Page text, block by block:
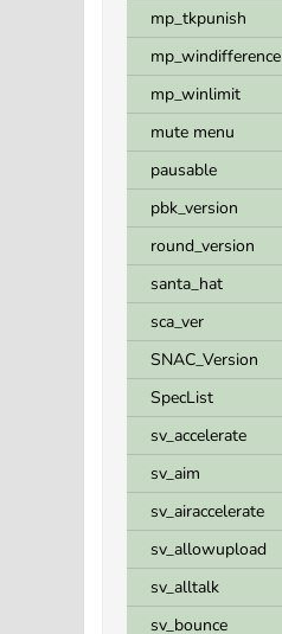
mp_tkpunish
mp_windifference
mp_winlimit
mute menu
pausable
pbk_version
round_version
santa_hat
sca_ver
SNAC_Version
SpecList
sv_accelerate
sv_aim
sv_airaccelerate
sv_allowupload
sv_alltalk
sv_bounce